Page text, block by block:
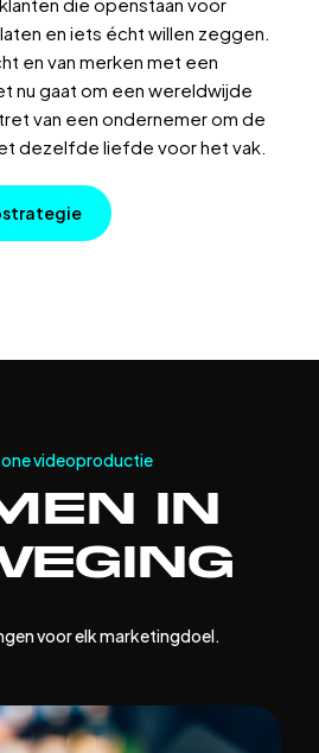
en iets écht willen zeggen.
en van merken met een
nu gaat om een wereldwijde
van een ondernemer om de
dezelfde liefde voor het vak.
strategie
videoproductie
in
voor elk marketingdoel.